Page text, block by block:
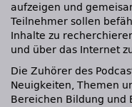
aufzeigen und
Teilnehmer sollen
Inhalte zu
und über das Internet
Die Zuhörer des
Neuigkeiten, Themen
Bereichen Bildung und